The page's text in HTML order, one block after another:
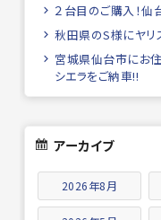
２台目のご購入！仙
秋田県のS様にヤリ
宮城県仙台市にお
シエラをご納車!!
アーカイブ
2026年8月